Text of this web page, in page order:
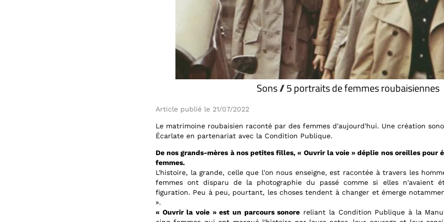
Sons // 5 portraits de femmes roubaisiennes
Article publié le 21/07/2022
Le matrimoine roubaisien raconté par des femmes d'aujourd'hui. Une création
Écarlate en partenariat avec la Condition Publique.
De nos grands-mères à nos petites filles, « Ouvrir la voie » déplie nos oreilles pour
femmes.
L'histoire, la grande, celle que l'on nous enseigne, est racontée à travers les
femmes ont disparu de la photographie du passé comme si elles n'avaient
figuration. Peu à peu, pourtant, les choses tendent à changer et émerge
».
« Ouvrir la voie » est un parcours sonore reliant la Condition Publique à la